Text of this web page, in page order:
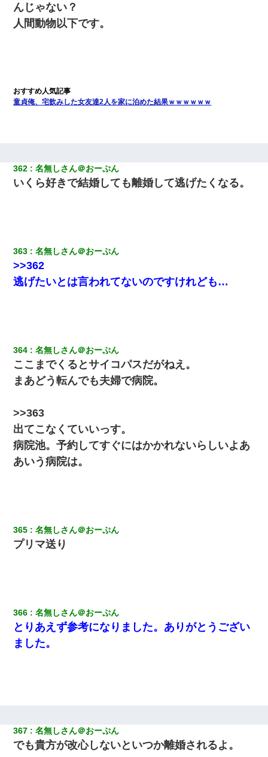
んじゃない？
人間動物以下です。
童貞俺、宅飲みした女友達2人を家に泊めた結果ｗｗｗｗｗｗ
362 名無しさん＠おーぷん
いくら好きで結婚しても離婚して逃げたくなる。
363 名無しさん＠おーぷん
>>362
逃げたいとは言われてないのですけれども…
364 名無しさん＠おーぷん
ここまでくるとサイコパスだがねえ。
まあどう転んでも夫婦で病院。
>>363
出てこなくていいっす。
病院池。予約してすぐにはかかれないらしいよあ
あいう病院は。
365 名無しさん＠おーぷん
プリマ送り
366 名無しさん＠おーぷん
とりあえず参考になりました。ありがとうござい
ました。
367 名無しさん＠おーぷん
でも貴方が改心しないといつか離婚されるよ。